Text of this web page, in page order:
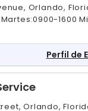
Orlando,
1600
Perfil de
Orlando,